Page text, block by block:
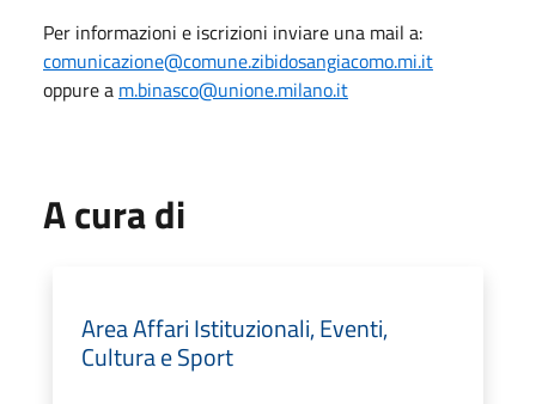
Per informazioni e iscrizioni inviare una mail a:
comunicazione@comune.zibidosangiacomo.mi.it
oppure a m.binasco@unione.milano.it
A cura di
Area Affari Istituzionali, Eventi,
Cultura e Sport